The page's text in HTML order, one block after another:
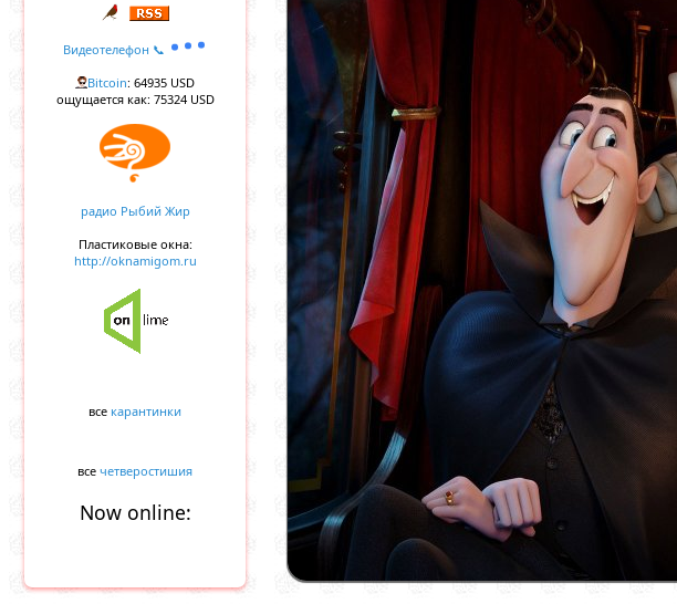
Видеотелефон 📞
Bitcoin: 64935 USD
ощущается как: 75324 USD
радио Рыбий Жир
Пластиковые окна:
http://oknamigom.ru
все карантинки
все четверостишия
Now online: